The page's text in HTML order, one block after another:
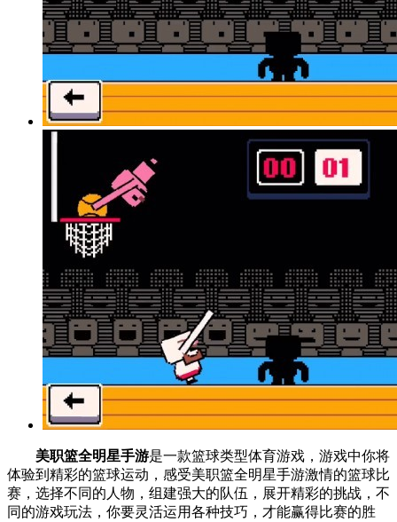
美职篮全明星手游是一款篮球类型体育游戏，游戏中你将
体验到精彩的篮球运动，感受美职篮全明星手游激情的篮球比
赛，选择不同的人物，组建强大的队伍，展开精彩的挑战，不
同的游戏玩法，你要灵活运用各种技巧，才能赢得比赛的胜